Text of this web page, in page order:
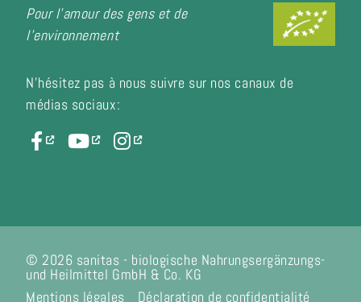
Pour l'amour des gens et de
l'environnement
N'hésitez pas à nous suivre sur nos canaux de
médias sociaux:
© 2026 sanitas - biologische Nahrungsergänzungs-
und Heilmittel GmbH & Co. KG
Mentions légales
Déclaration de confidentialité